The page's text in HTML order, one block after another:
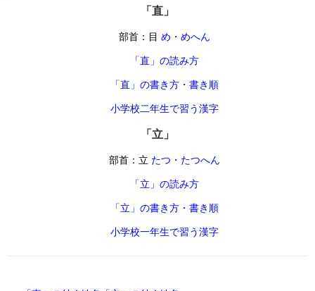
「直」
部首：目 め・めへん
「直」の読み方
「直」の書き方・書き順
小学校二年生で習う漢字
「立」
部首：立 たつ・たつへん
「立」の読み方
「立」の書き方・書き順
小学校一年生で習う漢字